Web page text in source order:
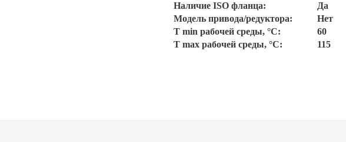
Наличие ISO фланца:
Да
Модель привода/редуктора:
Нет
T min рабочей среды, °C:
60
T max рабочей среды, °С:
115